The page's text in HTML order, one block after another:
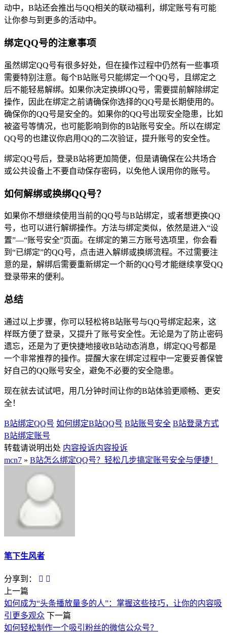
动中，B站还会推出与QQ相关的联动福利，绑定账号有可能
让你参与到更多的活动中。
绑定QQ号的注意事项
虽然绑定QQ号有很多好处，但在操作过程中仍然有一些事项
需要特别注意。每个B站账号只能绑定一个QQ号，且绑定之
后不能轻易解绑。如果你决定换绑QQ号，需要提前解除绑定
操作，因此在绑定之前请确保你选择的QQ号是长期使用的。
确保你的QQ号是安全的。如果你的QQ号出现安全隐患，比如
被盗号等情况，也可能影响到你的B站账号安全。所以在绑定
QQ号的也建议你启用QQ的二次验证，提升账号的安全性。
绑定QQ号后，登录B站将更加简便，但是请确保在公共场合
或公共设备上不要自动保存密码，以免他人误用你的账号。
如何解绑或换绑QQ号？
如果你不想继续使用当前的QQ号与B站绑定，或者想更换QQ
号，也可以进行解绑操作。方法与绑定类似，依然是进入“设
置”—“账号安全”页面。在绑定的第三方账号选项里，你会看
到“已绑定”的QQ号，点击进入解绑或换绑流程。不过需要注
意的是，解绑后需要重新绑定一个新的QQ号才能继续享受QQ
登录带来的便利。
总结
通过以上步骤，你可以轻松将B站账号与QQ号绑定起来，这
样既方便了登录，又提升了账号安全性。无论是为了防止密码
遗忘，还是为了更快捷地接收B站动态消息，绑定QQ号都是
一个非常推荐的操作。提醒大家在绑定过程中一定要妥善保管
好自己的QQ账号安全，避免不必要的安全隐患。
现在就去试试吧，用几分钟时间让你的B站体验更顺畅、更安
全！
B站绑定QQ号 如何绑定B站QQ号 B站账号安全 B站登录方式
B站绑定账号
转载请说明出处 内容投诉内容投诉
mcn7 » B站怎么绑定QQ号？轻松几步搞定账号安全与便捷！
笔下生风者
分享到：
上一篇
如何成为“头条播放量多的人”：掌握这些技巧，让你的内容吸
引更多观众 下一篇
如何轻松制作一个吸引粉丝的微信公众号？